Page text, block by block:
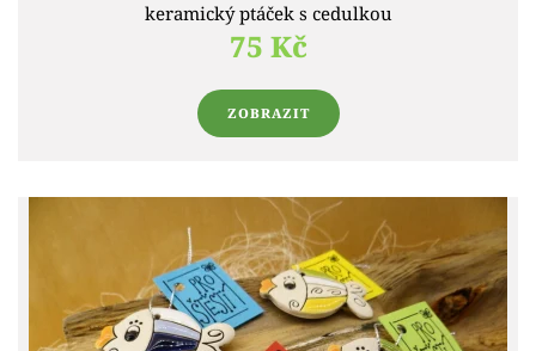
keramický ptáček s cedulkou
75 Kč
ZOBRAZIT